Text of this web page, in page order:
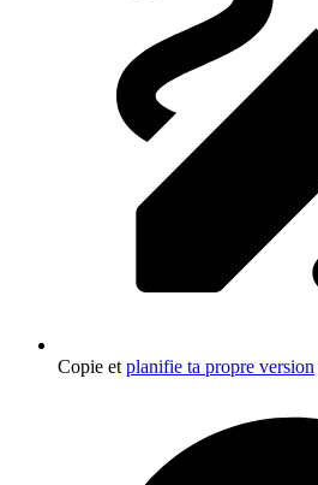
Copie et planifie ta propre version